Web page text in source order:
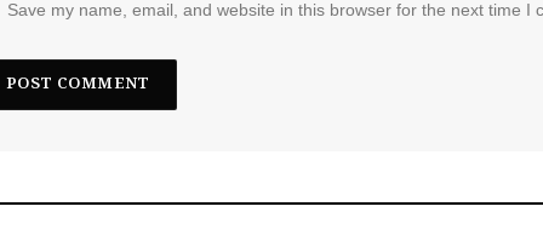
Save my name, email, and website in this browser for the next time I